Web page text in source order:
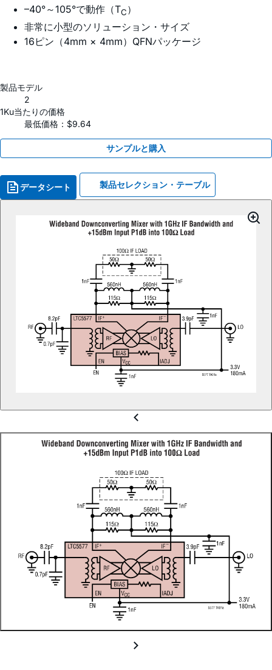
–40°～105°で動作（TC）
非常に小型のソリューション・サイズ
16ピン（4mm × 4mm）QFNパッケージ
製品モデル
2
1Ku当たりの価格
最低価格：$9.64
サンプルと購入
データシート 製品セレクション・テーブル